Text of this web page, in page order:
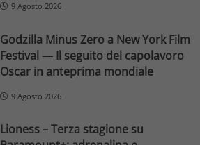
9 Agosto 2026
Godzilla Minus Zero a New York Film
Festival — Il seguito del capolavoro
Oscar in anteprima mondiale
9 Agosto 2026
Lioness – Terza stagione su